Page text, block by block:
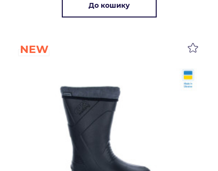
До кошику
NEW